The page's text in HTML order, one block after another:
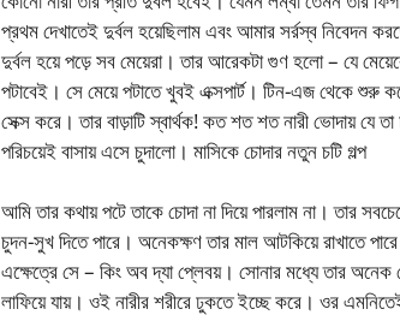
প্রথম দেখাতেই দুর্বল হয়েছিলাম এবং আমার সর্রস্ব নিবেদন
দুর্বল হয়ে পড়ে সব মেয়েরা। তার আরেকটা গুণ হলো – যে
পটাবেই। সে মেয়ে পটাতে খুবই এক্সপার্ট। টিন-এজ থেকে শুরু
সেক্স করে। তার বাড়াটি স্বার্থক! কত শত শত নারী ভোদায় যে
পরিচয়েই বাসায় এসে চুদালো। মাসিকে চোদার নতুন চটি গল্প
আমি তার কথায় পটে তাকে চোদা না দিয়ে পারলাম না। তার
চুদন-সুখ দিতে পারে। অনেকক্ষণ তার মাল আটকিয়ে রাখাতে
এক্ষেত্রে সে – কিং অব দ্যা প্লেবয়। সোনার মধ্যে তার অনেক
লাফিয়ে যায়। ওই নারীর শরীরে ঢুকতে ইচ্ছে করে। ওর